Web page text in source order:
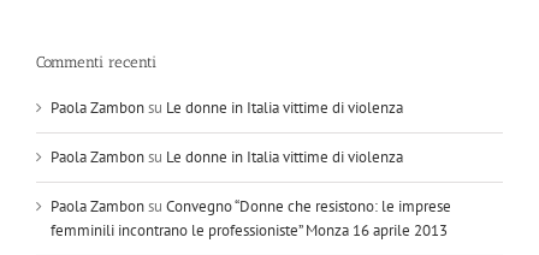
Commenti recenti
Paola Zambonsu Le donne in Italia vittime di violenza
Paola Zambonsu Le donne in Italia vittime di violenza
Paola Zambonsu Convegno “Donne che resistono: le imprese
femminili incontrano le professioniste” Monza 16 aprile 2013